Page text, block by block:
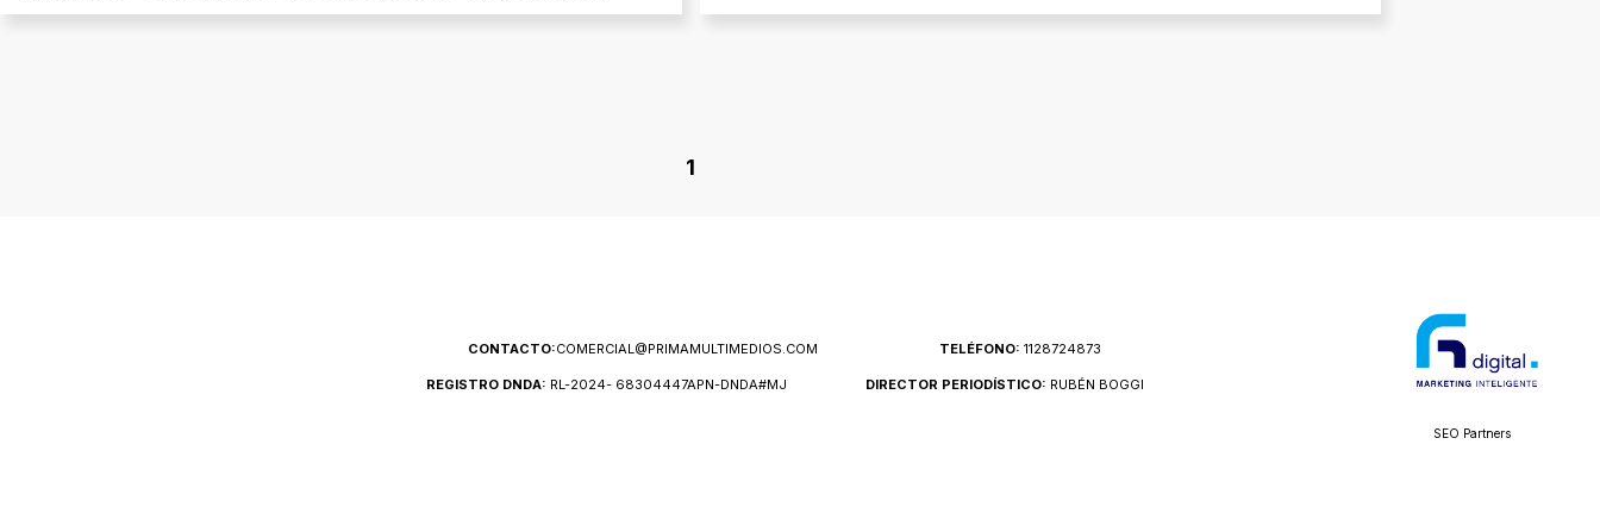
llegada de la ambulancia y el traslado junto a sus padres al
1
CONTACTO:COMERCIAL@PRIMAMULTIMEDIOS.COM TELÉFONO: 1128724873
REGISTRO DNDA: RL-2024- 68304447APN-DNDA#MJ DIRECTOR PERIODÍSTICO: RUBÉN BOGGI
SEO Partners